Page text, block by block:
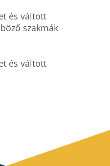
és váltott
szakmák
és váltott